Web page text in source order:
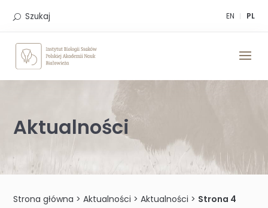
EN PL
Szukaj
Aktualności
Strona główna >Aktualności >Aktualności > Strona 4